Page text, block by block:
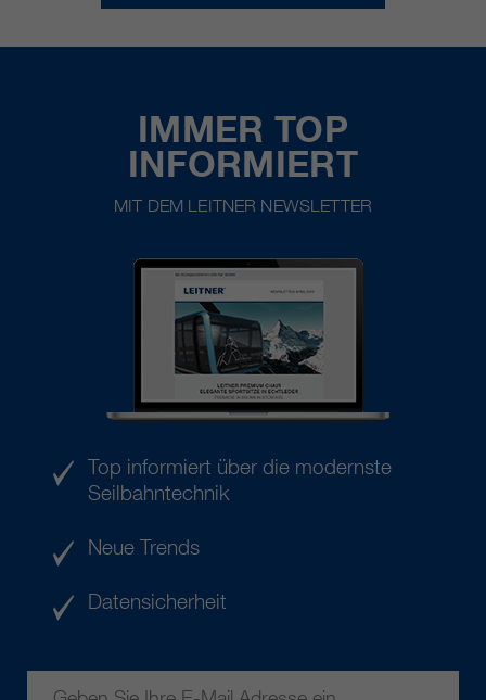
IMMER TOP
INFORMIERT
MIT DEM LEITNER NEWSLETTER
Top informiert über die modernste
Seilbahntechnik
Neue Trends
Datensicherheit